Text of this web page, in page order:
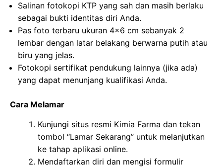
Salinan fotokopi KTP yang sah dan masih berlaku
sebagai bukti identitas diri Anda.
Pas foto terbaru ukuran 4×6 cm sebanyak 2
lembar dengan latar belakang berwarna putih atau
biru yang jelas.
Fotokopi sertifikat pendukung lainnya (jika ada)
yang dapat menunjang kualifikasi Anda.
Cara Melamar
Kunjungi situs resmi Kimia Farma dan tekan
tombol “Lamar Sekarang” untuk melanjutkan
ke tahap aplikasi online.
Mendaftarkan diri dan mengisi formulir